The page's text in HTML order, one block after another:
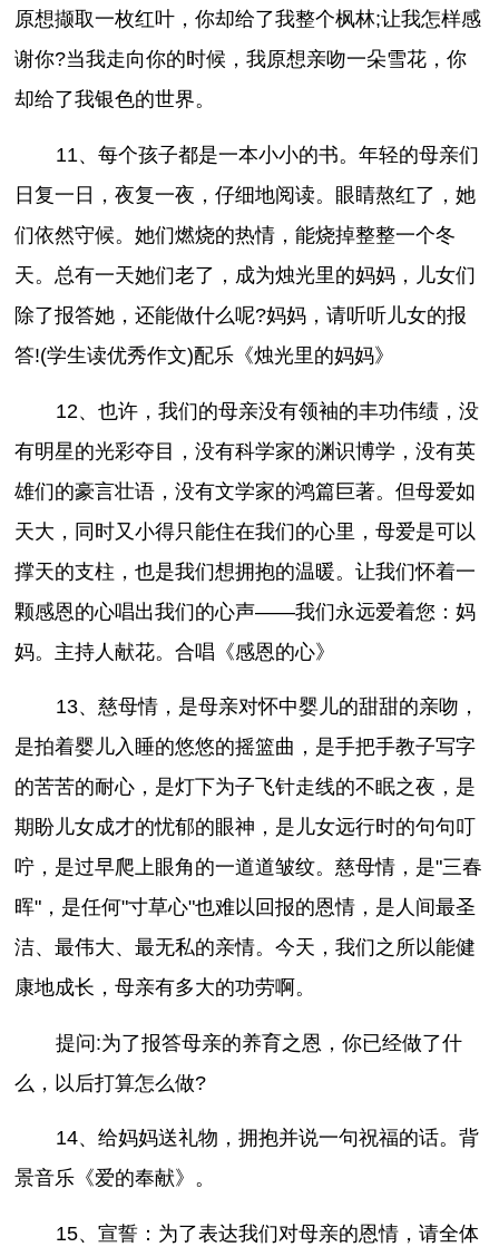
原想撷取一枚红叶，你却给了我整个枫林;让我怎样感
谢你?当我走向你的时候，我原想亲吻一朵雪花，你
却给了我银色的世界。
11、每个孩子都是一本小小的书。年轻的母亲们
日复一日，夜复一夜，仔细地阅读。眼睛熬红了，她
们依然守候。她们燃烧的热情，能烧掉整整一个冬
天。总有一天她们老了，成为烛光里的妈妈，儿女们
除了报答她，还能做什么呢?妈妈，请听听儿女的报
答!(学生读优秀作文)配乐《烛光里的妈妈》
12、也许，我们的母亲没有领袖的丰功伟绩，没
有明星的光彩夺目，没有科学家的渊识博学，没有英
雄们的豪言壮语，没有文学家的鸿篇巨著。但母爱如
天大，同时又小得只能住在我们的心里，母爱是可以
撑天的支柱，也是我们想拥抱的温暖。让我们怀着一
颗感恩的心唱出我们的心声——我们永远爱着您：妈
妈。主持人献花。合唱《感恩的心》
13、慈母情，是母亲对怀中婴儿的甜甜的亲吻，
是拍着婴儿入睡的悠悠的摇篮曲，是手把手教子写字
的苦苦的耐心，是灯下为子飞针走线的不眠之夜，是
期盼儿女成才的忧郁的眼神，是儿女远行时的句句叮
咛，是过早爬上眼角的一道道皱纹。慈母情，是"三春
晖"，是任何"寸草心"也难以回报的恩情，是人间最圣
洁、最伟大、最无私的亲情。今天，我们之所以能健
康地成长，母亲有多大的功劳啊。
提问:为了报答母亲的养育之恩，你已经做了什
么，以后打算怎么做?
14、给妈妈送礼物，拥抱并说一句祝福的话。背
景音乐《爱的奉献》。
15、宣誓：为了表达我们对母亲的恩情，请全体